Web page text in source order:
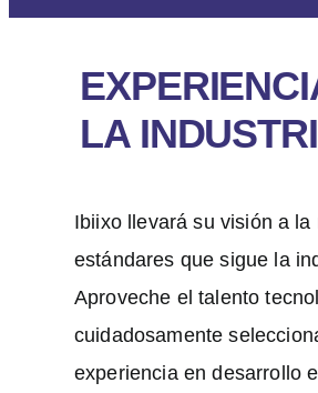
LA
Ibiixo llevará su visión a la
estándares que sigue la
Aproveche el talento
cuidadosamente
experiencia en desarrollo